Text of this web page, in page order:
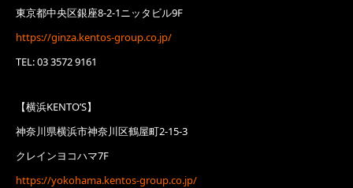
東京都中央区銀座8-2-1ニッタビル9F
https://ginza.kentos-group.co.jp/
TEL: 03 3572 9161
【横浜KENTO’S】
神奈川県横浜市神奈川区鶴屋町2-15-3
クレインヨコハマ7F
https://yokohama.kentos-group.co.jp/